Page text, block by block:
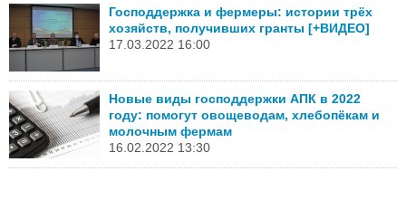
Господдержка и фермеры: истории трёх
хозяйств, получивших гранты [+ВИДЕО]
17.03.2022 16:00
Новые виды господдержки АПК в 2022
году: помогут овощеводам, хлебопёкам и
молочным фермам
16.02.2022 13:30